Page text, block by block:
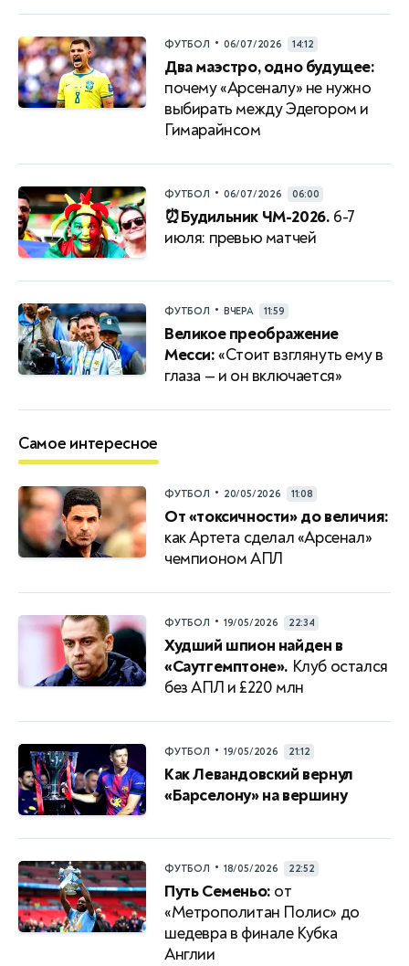
ФУТБОЛ • 06/07/2026 14:12
Два маэстро, одно будущее:
почему «Арсеналу» не нужно
выбирать между Эдегором и
Гимарайнсом
ФУТБОЛ • 06/07/2026 06:00
⏰Будильник ЧМ-2026. 6-7
июля: превью матчей
ФУТБОЛ • ВЧЕРА 11:59
Великое преображение
Месси:«Стоит взглянуть ему в
глаза — и он включается»
Самое интересное
ФУТБОЛ • 20/05/2026 11:08
От «токсичности» до величия:
как Артета сделал «Арсенал»
чемпионом АПЛ
ФУТБОЛ • 19/05/2026 22:34
Худший шпион найден в
«Саутгемптоне». Клуб остался
без АПЛ и £220 млн
ФУТБОЛ • 19/05/2026 21:12
Как Левандовский вернул
«Барселону» на вершину
ФУТБОЛ • 18/05/2026 22:52
Путь Семеньо: от
«Метрополитан Полис» до
шедевра в финале Кубка
Англии